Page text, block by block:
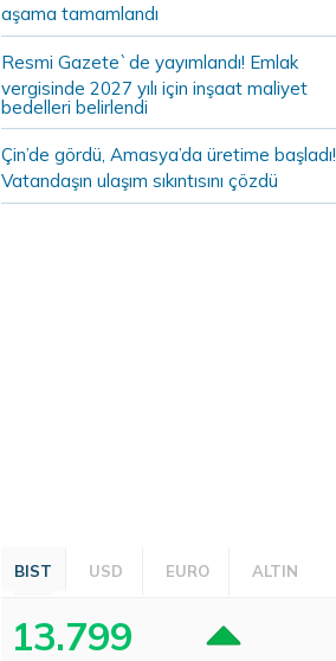
aşama tamamlandı
Resmi Gazete`de yayımlandı! Emlak
vergisinde 2027 yılı için inşaat maliyet
bedelleri belirlendi
Çin’de gördü, Amasya’da üretime başladı!
Vatandaşın ulaşım sıkıntısını çözdü
BIST USD EURO ALTIN
13.799